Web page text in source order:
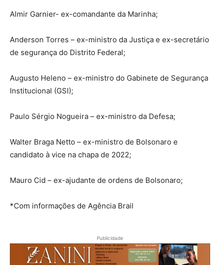
Almir Garnier- ex-comandante da Marinha;
Anderson Torres – ex-ministro da Justiça e ex-secretário
de segurança do Distrito Federal;
Augusto Heleno – ex-ministro do Gabinete de Segurança
Institucional (GSI);
Paulo Sérgio Nogueira – ex-ministro da Defesa;
Walter Braga Netto – ex-ministro de Bolsonaro e
candidato à vice na chapa de 2022;
Mauro Cid – ex-ajudante de ordens de Bolsonaro;
*Com informações de Agência Brail
Publicidade